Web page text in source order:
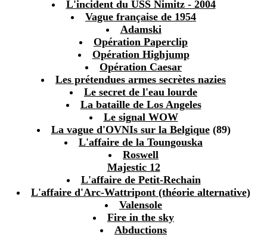
L'incident du USS Nimitz - 2004
Vague française de 1954
Adamski
Opération Paperclip
Opération Highjump
Opération Caesar
Les prétendues armes secrètes nazies
Le secret de l'eau lourde
La bataille de Los Angeles
Le signal WOW
La vague d'OVNIs sur la Belgique(89)
L'affaire de la Toungouska
Roswell
Majestic 12
L'affaire de Petit-Rechain
L'affaire d'Arc-Wattripont (théorie alternative)
Valensole
Fire in the sky
Abductions